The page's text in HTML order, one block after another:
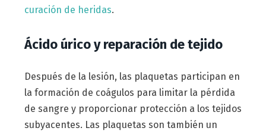
curación de heridas.
Ácido úrico y reparación de tejido
Después de la lesión, las plaquetas participan en
la formación de coágulos para limitar la pérdida
de sangre y proporcionar protección a los tejidos
subyacentes. Las plaquetas son también un